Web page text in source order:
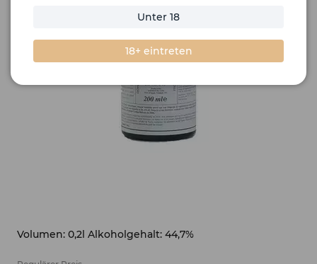
Volumen: 0,2l Alkoholgehalt: 44,7%
Unter 18
18+ eintreten